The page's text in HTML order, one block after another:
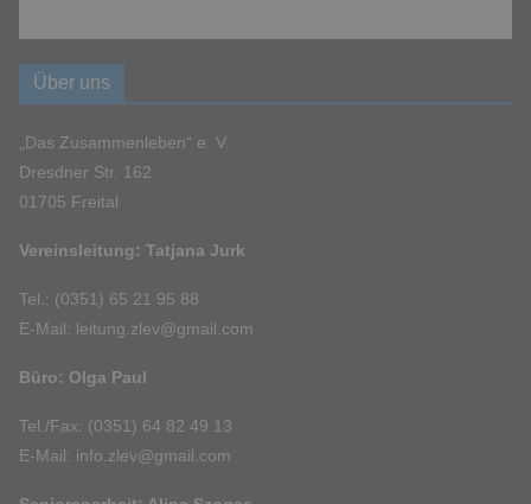
Über uns
„Das Zusammenleben“ e. V.
Dresdner Str. 162
01705 Freital
Vereinsleitung: Tatjana Jurk
Tel.: (0351) 65 21 95 88
E-Mail: leitung.zlev@gmail.com
Büro: Olga Paul
Tel./Fax: (0351) 64 82 49 13
E-Mail: info.zlev@gmail.com